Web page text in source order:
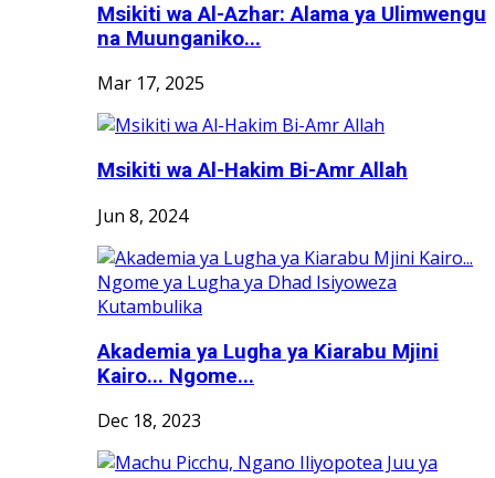
Msikiti wa Al-Azhar: Alama ya Ulimwengu
na Muunganiko...
Mar 17, 2025
Msikiti wa Al-Hakim Bi-Amr Allah
Jun 8, 2024
Akademia ya Lugha ya Kiarabu Mjini
Kairo... Ngome...
Dec 18, 2023